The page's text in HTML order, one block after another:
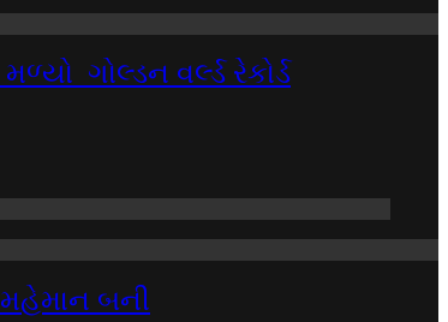
ગોલ્ડન વર્લ્ડ રેકોર્ડ
મહેમાન બની